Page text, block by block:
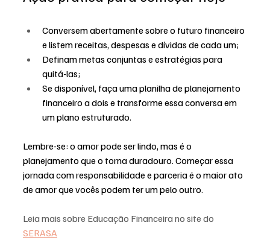
Conversem abertamente sobre o futuro financeiro
e listem receitas, despesas e dívidas de cada um;
Definam metas conjuntas e estratégias para
quitá-las;
Se disponível, faça uma planilha de planejamento
financeiro a dois e transforme essa conversa em
um plano estruturado.
Lembre-se: o amor pode ser lindo, mas é o
planejamento que o torna duradouro. Começar essa
jornada com responsabilidade e parceria é o maior ato
de amor que vocês podem ter um pelo outro.
Leia mais sobre Educação Financeira no site do
SERASA